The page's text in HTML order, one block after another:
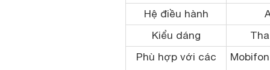
Hệ điều hành
Kiểu dáng
Phù hợp với các